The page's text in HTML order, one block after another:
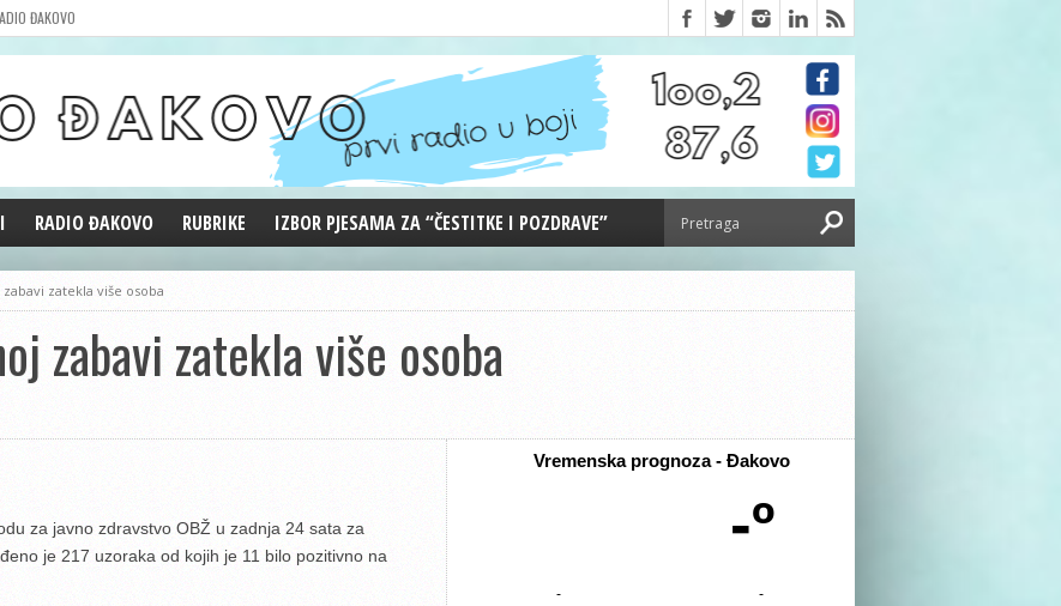
ĐAKOVO
RADIO ĐAKOVO
MARKETING
RUBRIKE
REPRIZE EMISIJA
DOBRE VIBRACIJE
ĐAKOVO GRADE
WEB ANKETA
IZBOR PJESAMA ZA “ČESTITKE I POZDRAVE”
zatekla više osoba
zabavi zatekla više osoba
za javno zdravstvo OBŽ u zadnja 24 sata za
je 217 uzoraka od kojih je 11 bilo pozitivno na
Vremenska prognoza - Đakovo
-º
-
-